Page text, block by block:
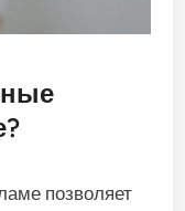
позволяет